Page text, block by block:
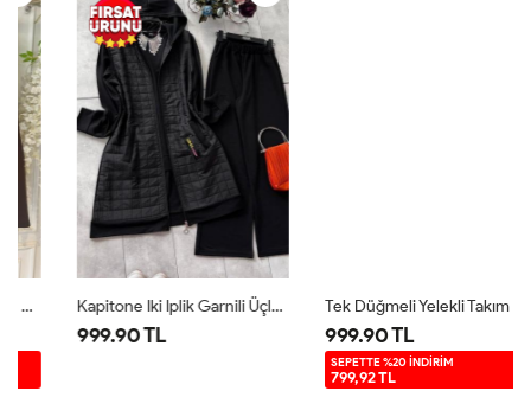
Kapitone Iki Iplik Garnili Üçlü Takım Siyah UMS5007
999.90 TL
Tek Düğmeli Yelekli Takım Siyah TB8083
999.90 TL
SEPETTE %20 İNDİRİM
799,92 TL